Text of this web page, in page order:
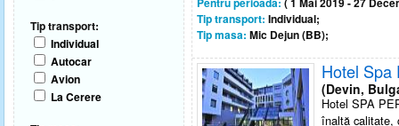
Tip transport:
Individual
Autocar
Avion
La Cerere
Tip transport: Individual;
Tip masa: Mic Dejun (BB);
Hotel Spa
(Devin,
Hotel SPA
înaltă calitate,